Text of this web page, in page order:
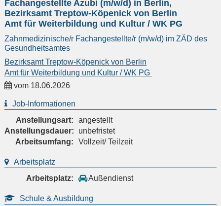
Fachangestellte Azubi (m/w/d) in Berlin,
Bezirksamt Treptow-Köpenick von Berlin
Amt für Weiterbildung und Kultur / WK PG
Zahnmedizinische/r Fachangestellte/r (m/w/d) im ZÄD des
Gesundheitsamtes
Bezirksamt Treptow-Köpenick von Berlin
Amt für Weiterbildung und Kultur / WK PG
vom 18.06.2026
Job-Informationen
Anstellungsart:
angestellt
Anstellungsdauer:
unbefristet
Arbeitsumfang:
Vollzeit/ Teilzeit
Arbeitsplatz
Arbeitsplatz:
Außendienst
Schule & Ausbildung